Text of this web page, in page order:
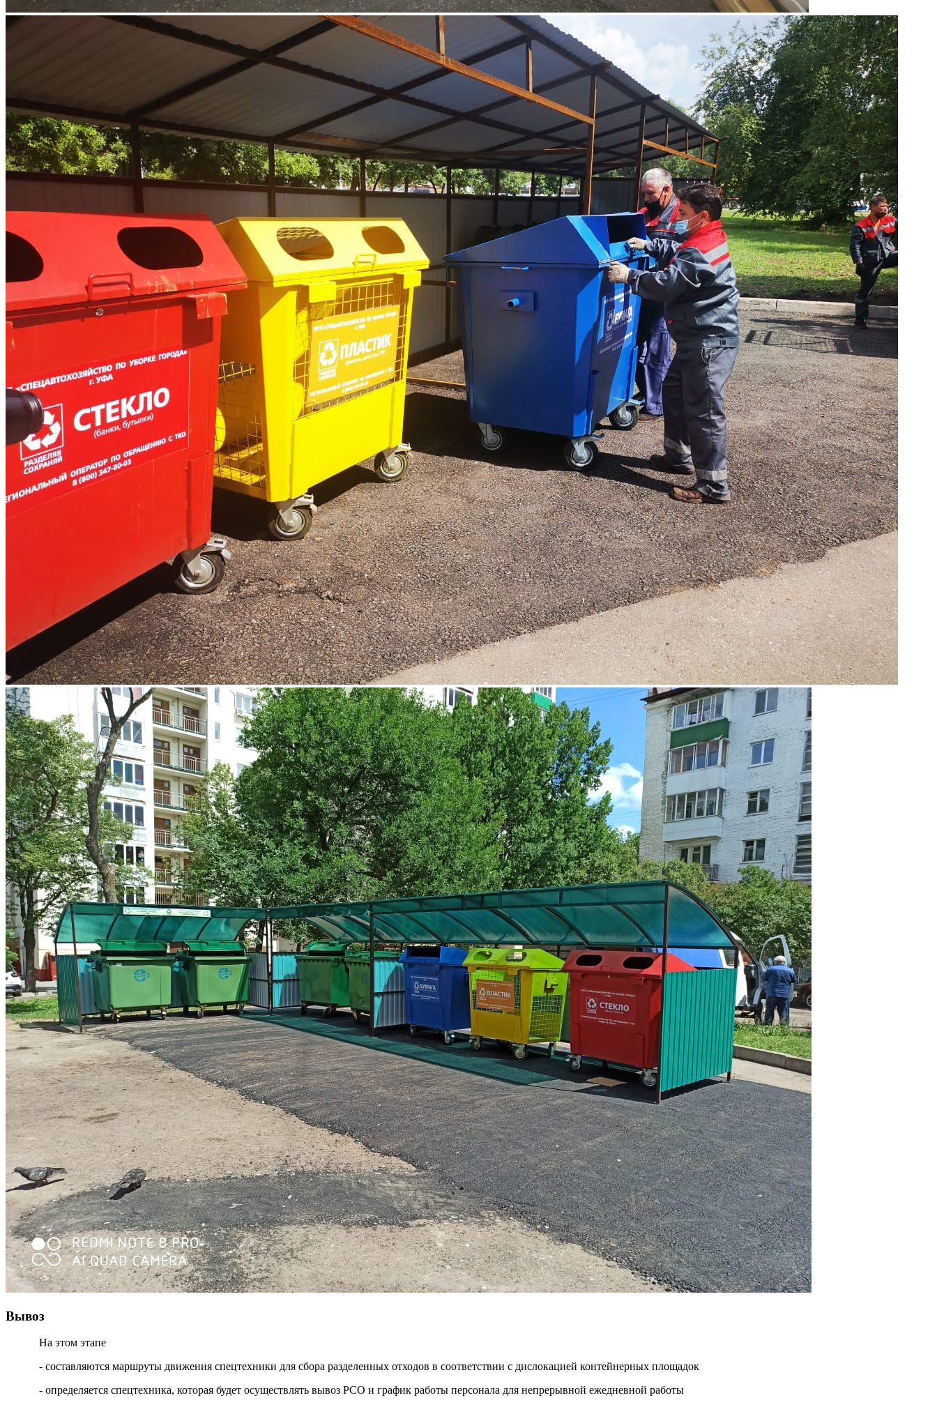
Вывоз
На этом этапе
- составляются маршруты движения спецтехники для сбора разделенных отходов в соответствии с дислокацией контейнерных площадок
- определяется спецтехника, которая будет осуществлять вывоз РСО и график работы персонала для непрерывной ежедневной работы